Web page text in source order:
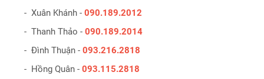
- Xuân Khánh - 090.189.2012
- Thanh Thảo - 090.189.2014
- Đình Thuận - 093.216.2818
- Hồng Quân - 093.115.2818